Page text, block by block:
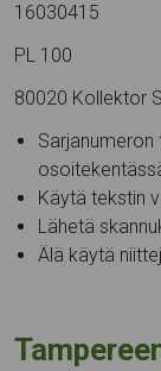
16030415
PL 100
80020 Kollektor
Sarjanumeron
Käytä tekstin
Lähetä
Älä käytä